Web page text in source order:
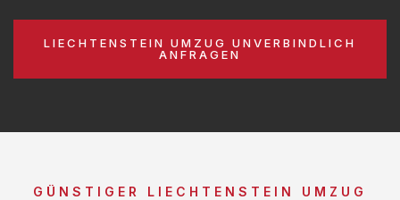
LIECHTENSTEIN UMZUG UNVERBINDLICH
ANFRAGEN
GÜNSTIGER LIECHTENSTEIN UMZUG